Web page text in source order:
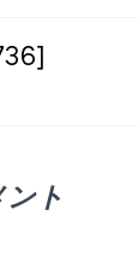
ト